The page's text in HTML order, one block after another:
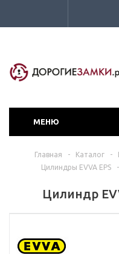
МЕНЮ
Главная - Каталог -
Цилиндры EVVA EPS
-
Цилиндр